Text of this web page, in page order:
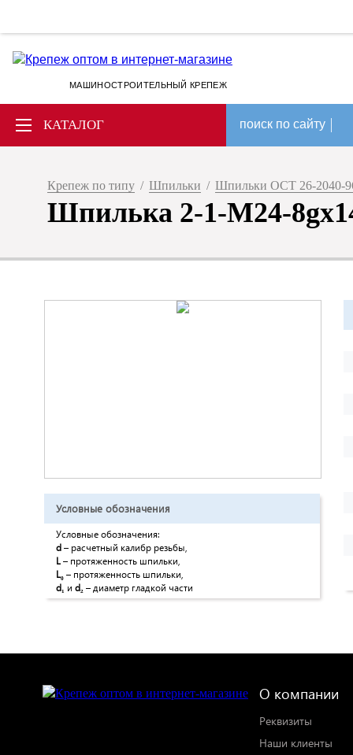
МАШИНОСТРОИТЕЛЬНЫЙ КРЕПЕЖ
КАТАЛОГ поиск по сайту
Крепеж по типу / Шпильки / Шпильки ОСТ 26-2040-
Шпилька 2-1-М24-
Условные обозначения
Условные обозначения:
d – расчетный калибр резьбы,
L – протяженность шпильки,
L₀ – протяженность шпильки,
d₁ и d₂ – диаметр гладкой части
О компании
Реквизиты
Наши клиенты